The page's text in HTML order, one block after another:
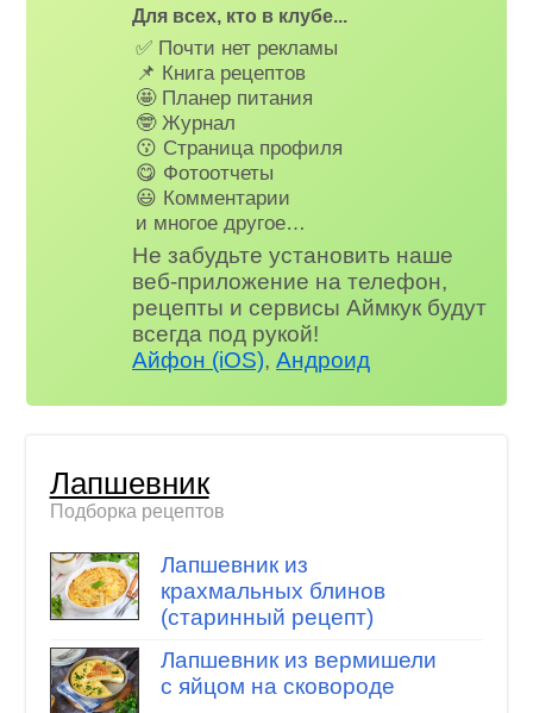
Для всех, кто в клубе...
✅ Почти нет рекламы
📌 Книга рецептов
🤩 Планер питания
🤓 Журнал
😗 Страница профиля
😋 Фотоотчеты
😃 Комментарии
и многое другое…
Не забудьте установить наше
веб-приложение на телефон,
рецепты и сервисы Аймкук будут
всегда под рукой!
Айфон (iOS),Андроид
Лапшевник
Подборка рецептов
Лапшевник из
крахмальных блинов
(старинный рецепт)
Лапшевник из вермишели
с яйцом на сковороде